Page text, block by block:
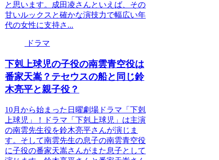
と思います。成田凌さんといえば、その
甘いルックスと確かな演技力で幅広い年
代の女性に支持さ...
ドラマ
下剋上球児の子役の南雲青空役は
番家天嵩？テセウスの船と同じ鈴
木亮平と親子役？
10月から始まった日曜劇場ドラマ「下剋
上球児」！ドラマ「下剋上球児」は主演
の南雲先生役を鈴木亮平さんが演じま
す。そして南雲先生の息子の南雲青空役
に子役の番家天嵩さんがまた息子として